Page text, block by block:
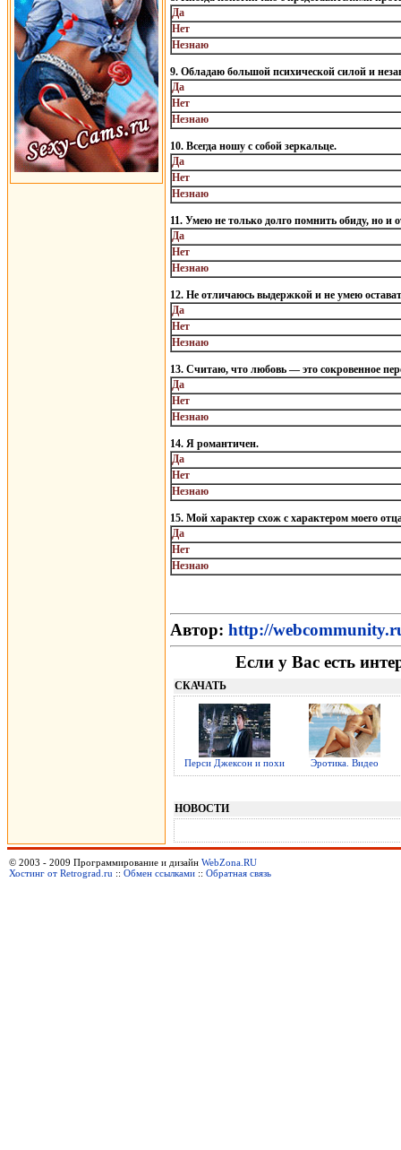
Да
Нет
Незнаю
9. Обладаю большой психической силой и
Да
Нет
Незнаю
10. Всегда ношу с собой зеркальце.
Да
Нет
Незнаю
11. Умею не только долго помнить обиду, но и
Да
Нет
Незнаю
12. Не отличаюсь выдержкой и не умею
Да
Нет
Незнаю
13. Считаю, что любовь — это сокровенное
Да
Нет
Незнаю
14. Я романтичен.
Да
Нет
Незнаю
15. Мой характер схож с характером моего
Да
Нет
Незнаю
Автор: http://
Если у Вас есть
СКАЧАТЬ
Перси Джексон и похи Эротика. Видео
НОВОСТИ
© 2003 - 2009 Программирование и дизайн WebZona.RU
Хостинг от Retrograd.ru :: Обмен ссылками :: Обратная связь